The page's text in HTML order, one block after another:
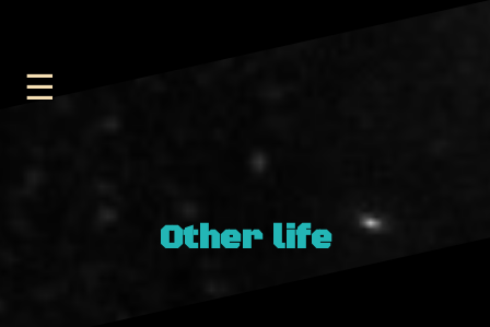
Other life